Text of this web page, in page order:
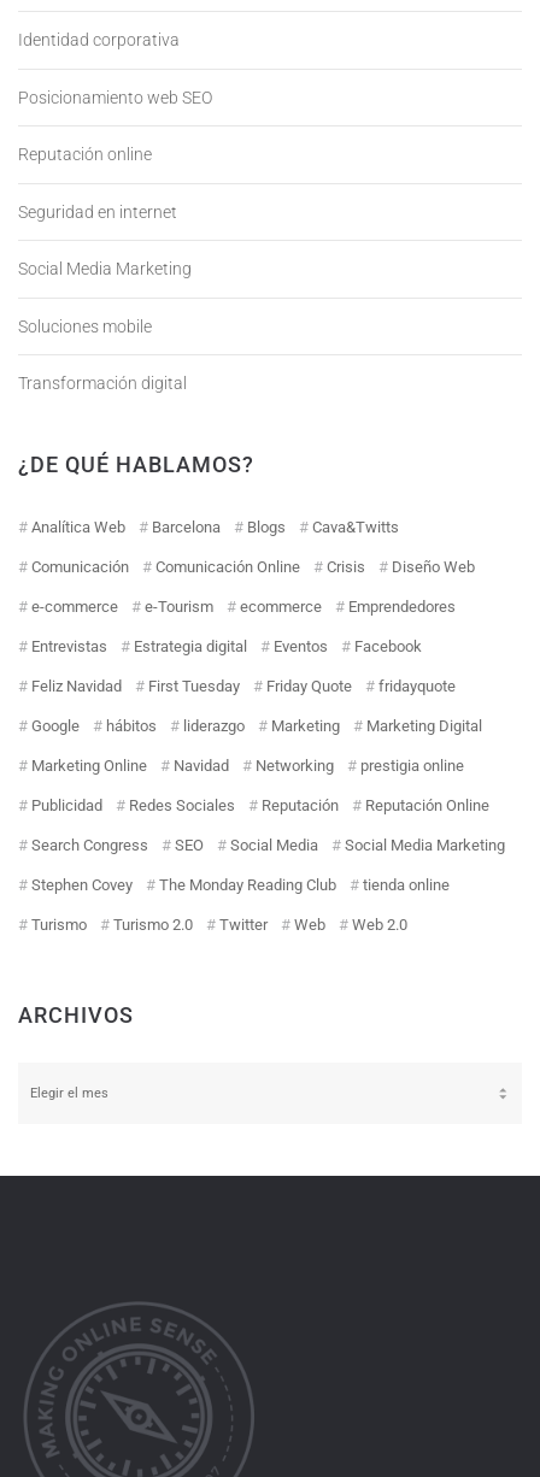
Identidad corporativa
Posicionamiento web SEO
Reputación online
Seguridad en internet
Social Media Marketing
Soluciones mobile
Transformación digital
¿DE QUÉ HABLAMOS?
Analítica Web Barcelona Blogs Cava&Twitts
Comunicación Comunicación Online Crisis Diseño Web
e-commerce e-Tourism ecommerce Emprendedores
Entrevistas Estrategia digital Eventos Facebook
Feliz Navidad First Tuesday Friday Quote fridayquote
Google hábitos liderazgo Marketing Marketing Digital
Marketing Online Navidad Networking prestigia online
Publicidad Redes Sociales Reputación Reputación Online
Search Congress SEO Social Media Social Media Marketing
Stephen Covey The Monday Reading Club tienda online
Turismo Turismo 2.0 Twitter Web Web 2.0
ARCHIVOS